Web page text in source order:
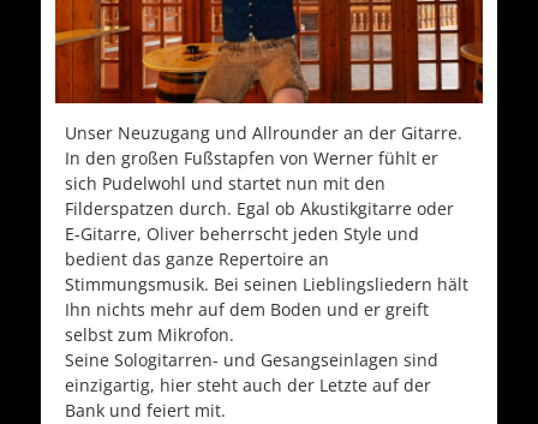
Unser Neuzugang und Allrounder an der Gitarre.
In den großen Fußstapfen von Werner fühlt er
sich Pudelwohl und startet nun mit den
Filderspatzen durch. Egal ob Akustikgitarre oder
E-Gitarre, Oliver beherrscht jeden Style und
bedient das ganze Repertoire an
Stimmungsmusik. Bei seinen Lieblingsliedern hält
Ihn nichts mehr auf dem Boden und er greift
selbst zum Mikrofon.
Seine Sologitarren- und Gesangseinlagen sind
einzigartig, hier steht auch der Letzte auf der
Bank und feiert mit.